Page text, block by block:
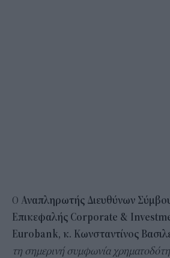
Ο Αναπληρωτής Διευθύνων
Επικεφαλής Corporate &
Eurobank, κ. Κωνσταντίνος
τη σημερινή συμφωνία